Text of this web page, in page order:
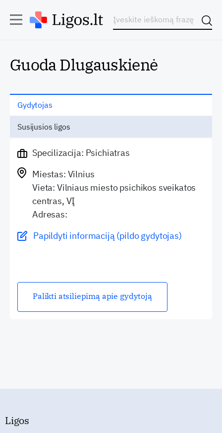
Guoda Dlugauskienė
Gydytojas
Susijusios ligos
Specilizacija: Psichiatras
Miestas: Vilnius
Vieta: Vilniaus miesto psichikos sveikatos
centras, VĮ
Adresas:
Papildyti informaciją (pildo gydytojas)
Palikti atsiliepimą apie gydytoją
Ligos